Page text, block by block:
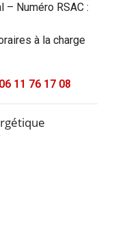
– Numéro RSAC :
à la charge
11 76 17 08